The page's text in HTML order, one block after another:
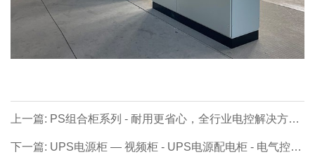
上一篇: PS组合柜系列 - 耐用更省心，全行业电控解决方
案！
下一篇: UPS电源柜 — 视频柜 - UPS电源配电柜 - 电气控制